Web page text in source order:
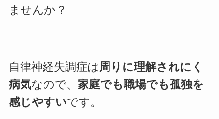
ませんか？
自律神経失調症は 周りに理解されにく
病気なので、 家庭でも職場でも孤独を
感じやすいです。